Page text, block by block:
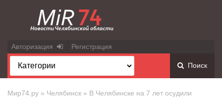
Авторизация Регистрация
Поиск
Мир74.ру » Челябинск » В Челябинске на 7 лет осудили